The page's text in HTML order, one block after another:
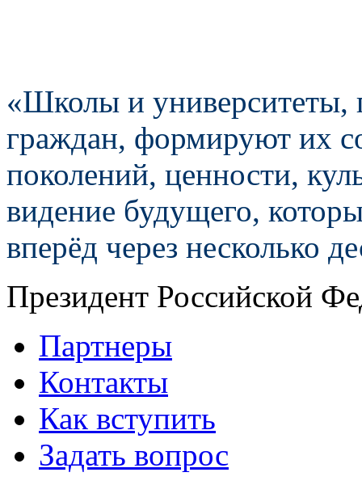
«Школы и университеты,
граждан, формируют их
поколений, ценности,
видение будущего,
вперёд через несколько
Президент Российской
Партнеры
Контакты
Как вступить
Задать вопрос